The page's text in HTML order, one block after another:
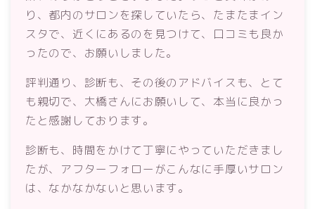
り、都内のサロンを探していたら、たまたまイン
スタで、近くにあるのを見つけて、口コミも良か
ったので、お願いしました。
評判通り、診断も、その後のアドバイスも、とて
も親切で、大橋さんにお願いして、本当に良かっ
たと感謝しております。
診断も、時間をかけて丁寧にやっていただきまし
たが、アフターフォローがこんなに手厚いサロン
は、なかなかないと思います。